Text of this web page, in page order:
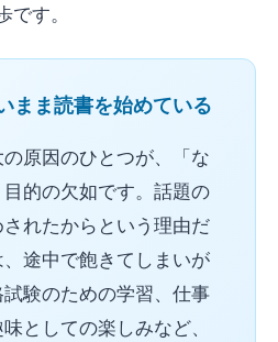
す。
まま読書を始めている
原因のひとつが、「な
的の欠如です。話題の
れたからという理由だ
途中で飽きてしまいが
験のための学習、仕事
としての楽しみなど、